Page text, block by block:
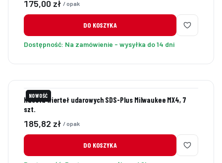
Cena
175,00 zł / opak
DO KOSZYKA
Dostępność: Na zamówienie - wysyłka do 14 dni
NOWOŚĆ
Kaseta wierteł udarowych SDS-Plus Milwaukee MX4, 7
szt.
Cena
185,82 zł / opak
DO KOSZYKA